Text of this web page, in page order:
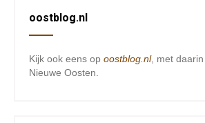
oostblog.nl
Kijk ook eens op oostblog.nl, met
Nieuwe Oosten.